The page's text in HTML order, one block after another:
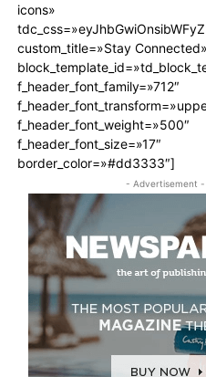
icons»
custom_title=»Stay Connected»
f_header_font_family=»712″
f_header_font_weight=»500″
f_header_font_size=»17″
border_color=»#dd3333″]
- Advertisement -